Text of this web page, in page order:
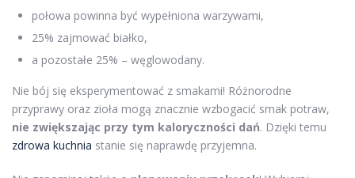
połowa powinna być wypełniona warzywami,
25% zajmować białko,
a pozostałe 25% – węglowodany.
Nie bój się eksperymentować z smakami! Różnorodne
przyprawy oraz zioła mogą znacznie wzbogacić smak potraw,
nie zwiększając przy tym kaloryczności dań. Dzięki temu
zdrowa kuchnia stanie się naprawdę przyjemna.